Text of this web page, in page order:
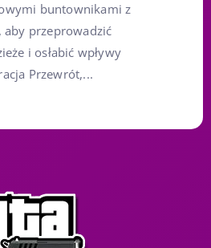
buntownikami z
aby przeprowadzić
i osłabić wpływy
Przewrót,...